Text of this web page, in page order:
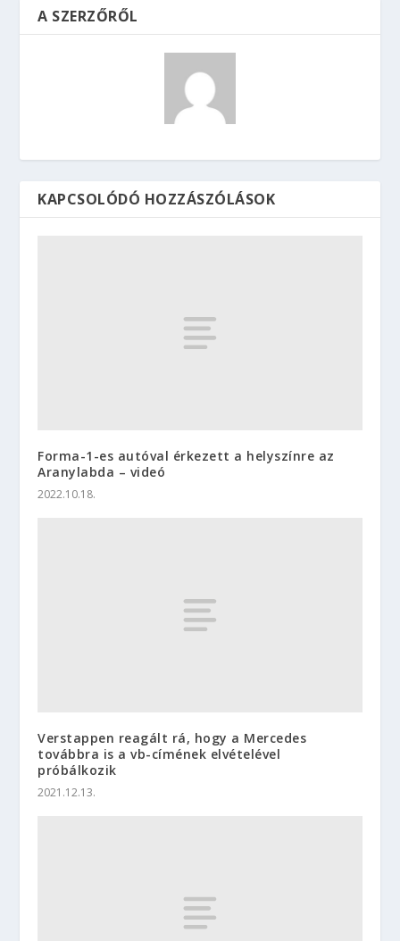
A SZERZŐRŐL
KAPCSOLÓDÓ HOZZÁSZÓLÁSOK
Forma-1-es autóval érkezett a helyszínre az
Aranylabda – videó
2022.10.18.
Verstappen reagált rá, hogy a Mercedes
továbbra is a vb-címének elvételével
próbálkozik
2021.12.13.